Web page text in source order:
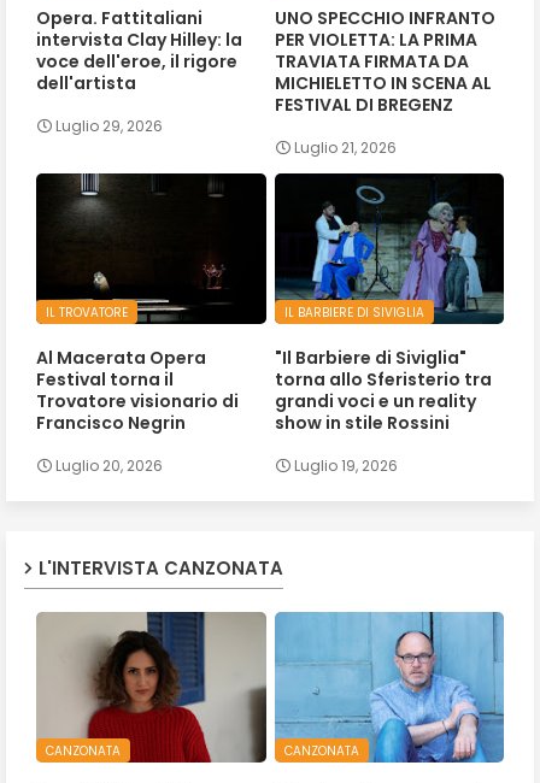
Opera. Fattitaliani
intervista Clay Hilley: la
voce dell'eroe, il rigore
dell'artista
Luglio 29, 2026
UNO SPECCHIO INFRANTO
PER VIOLETTA: LA PRIMA
TRAVIATA FIRMATA DA
MICHIELETTO IN SCENA AL
FESTIVAL DI BREGENZ
Luglio 21, 2026
IL TROVATORE
Al Macerata Opera
Festival torna il
Trovatore visionario di
Francisco Negrin
Luglio 20, 2026
IL BARBIERE DI SIVIGLIA
"Il Barbiere di Siviglia"
torna allo Sferisterio tra
grandi voci e un reality
show in stile Rossini
Luglio 19, 2026
L'INTERVISTA CANZONATA
CANZONATA CANZONATA